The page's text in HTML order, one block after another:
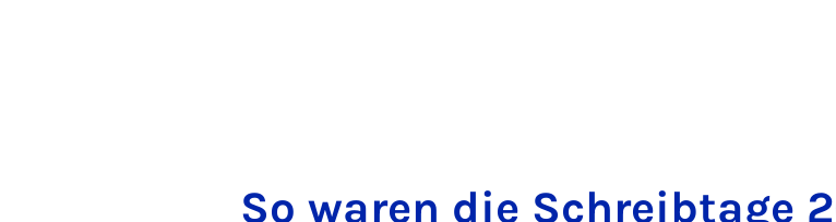
So war­en die Schreib­tage